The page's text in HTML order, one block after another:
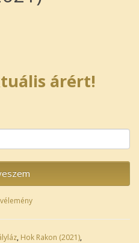
árért!
, Hok Rakon (2021),